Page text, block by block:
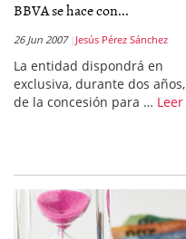
BBVA se hace con...
26 Jun 2007 Jesús Pérez Sánchez
La entidad dispondrá en
exclusiva, durante dos años,
de la concesión para … Leer